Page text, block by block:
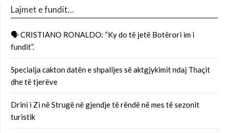
Lajmet e fundit…
🗣 CRISTIANO RONALDO: “Ky do të jetë Botërori im i
fundit”.
Specialja cakton datën e shpalljes së aktgjykimit ndaj Thaçit
dhe të tjerëve
Drini i Zi në Strugë në gjendje të rëndë në mes të sezonit
turistik